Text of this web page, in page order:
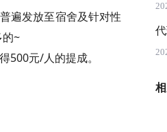
遍发放至宿舍及针对性
~
500元/人的提成。